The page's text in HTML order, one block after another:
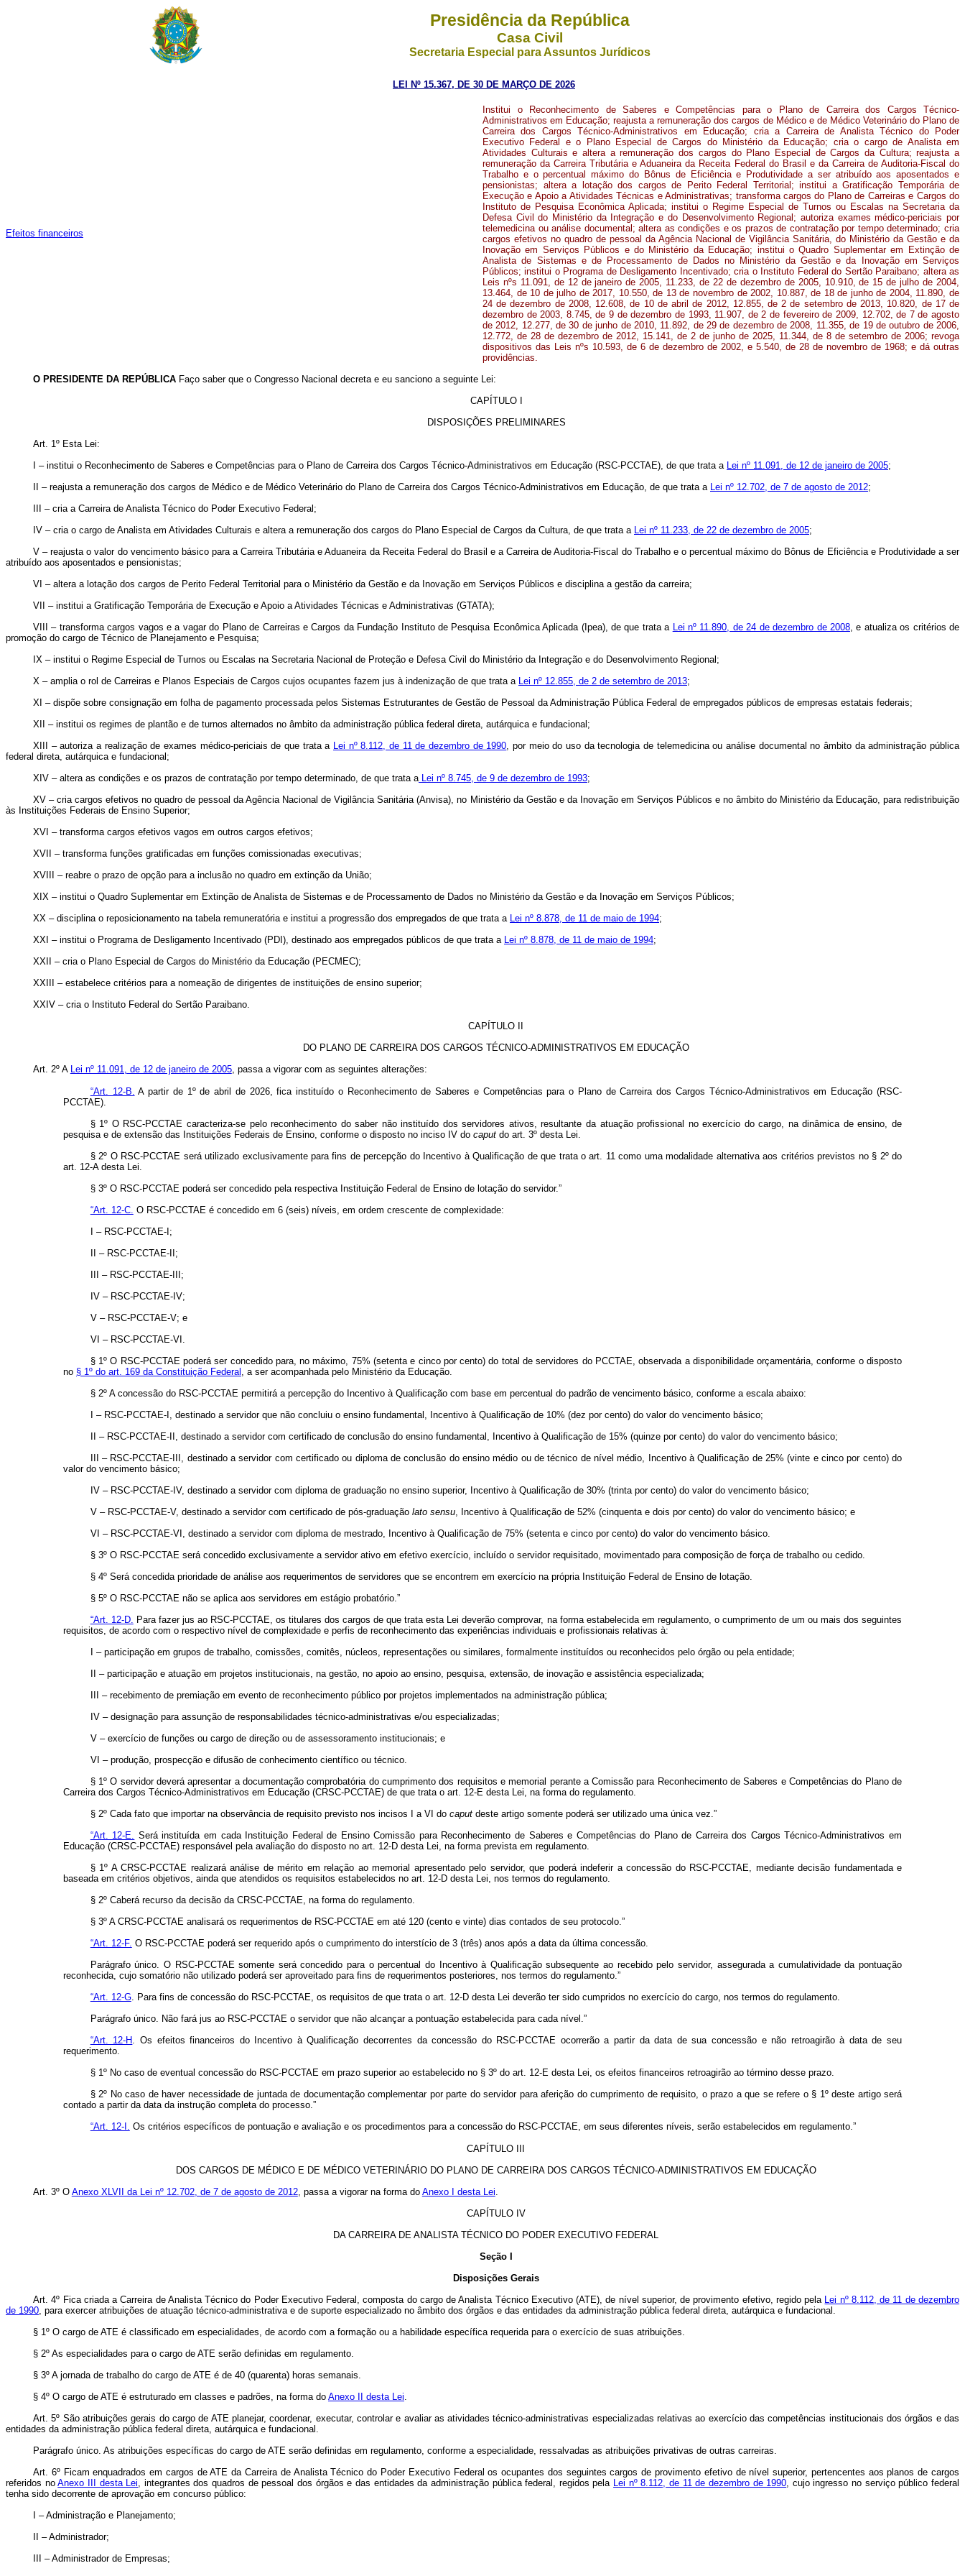
Presidência da República
Casa Civil
Secretaria Especial para Assuntos Jurídicos
LEI Nº 15.367, DE 30 DE MARÇO DE 2026
Efeitos financeiros
Institui o Reconhecimento de Saberes e Competências para o Plano de Carreira dos Cargos Técnico-
Administrativos em Educação; reajusta a remuneração dos cargos de Médico e de Médico Veterinário do Plano de
Carreira dos Cargos Técnico-Administrativos em Educação; cria a Carreira de Analista Técnico do Poder
Executivo Federal e o Plano Especial de Cargos do Ministério da Educação; cria o cargo de Analista em
Atividades Culturais e altera a remuneração dos cargos do Plano Especial de Cargos da Cultura; reajusta a
remuneração da Carreira Tributária e Aduaneira da Receita Federal do Brasil e da Carreira de Auditoria-Fiscal do
Trabalho e o percentual máximo do Bônus de Eficiência e Produtividade a ser atribuído aos aposentados e
pensionistas; altera a lotação dos cargos de Perito Federal Territorial; institui a Gratificação Temporária de
Execução e Apoio a Atividades Técnicas e Administrativas; transforma cargos do Plano de Carreiras e Cargos do
Instituto de Pesquisa Econômica Aplicada; institui o Regime Especial de Turnos ou Escalas na Secretaria da
Defesa Civil do Ministério da Integração e do Desenvolvimento Regional; autoriza exames médico-periciais por
telemedicina ou análise documental; altera as condições e os prazos de contratação por tempo determinado; cria
cargos efetivos no quadro de pessoal da Agência Nacional de Vigilância Sanitária, do Ministério da Gestão e da
Inovação em Serviços Públicos e do Ministério da Educação; institui o Quadro Suplementar em Extinção de
Analista de Sistemas e de Processamento de Dados no Ministério da Gestão e da Inovação em Serviços
Públicos; institui o Programa de Desligamento Incentivado; cria o Instituto Federal do Sertão Paraibano; altera as
Leis nºs 11.091, de 12 de janeiro de 2005, 11.233, de 22 de dezembro de 2005, 10.910, de 15 de julho de 2004,
13.464, de 10 de julho de 2017, 10.550, de 13 de novembro de 2002, 10.887, de 18 de junho de 2004, 11.890, de
24 de dezembro de 2008, 12.608, de 10 de abril de 2012, 12.855, de 2 de setembro de 2013, 10.820, de 17 de
dezembro de 2003, 8.745, de 9 de dezembro de 1993, 11.907, de 2 de fevereiro de 2009, 12.702, de 7 de agosto
de 2012, 12.277, de 30 de junho de 2010, 11.892, de 29 de dezembro de 2008, 11.355, de 19 de outubro de 2006,
12.772, de 28 de dezembro de 2012, 15.141, de 2 de junho de 2025, 11.344, de 8 de setembro de 2006; revoga
dispositivos das Leis nºs 10.593, de 6 de dezembro de 2002, e 5.540, de 28 de novembro de 1968; e dá outras
providências.
O PRESIDENTE DA REPÚBLICA Faço saber que o Congresso Nacional decreta e eu sanciono a seguinte Lei:
CAPÍTULO I
DISPOSIÇÕES PRELIMINARES
Art. 1º Esta Lei:
I – institui o Reconhecimento de Saberes e Competências para o Plano de Carreira dos Cargos Técnico-Administrativos em Educação (RSC-PCCTAE), de que trata a Lei nº 11.091, de 12 de janeiro de 2005;
II – reajusta a remuneração dos cargos de Médico e de Médico Veterinário do Plano de Carreira dos Cargos Técnico-Administrativos em Educação, de que trata a Lei nº 12.702, de 7 de agosto de 2012;
III – cria a Carreira de Analista Técnico do Poder Executivo Federal;
IV – cria o cargo de Analista em Atividades Culturais e altera a remuneração dos cargos do Plano Especial de Cargos da Cultura, de que trata a Lei nº 11.233, de 22 de dezembro de 2005;
V – reajusta o valor do vencimento básico para a Carreira Tributária e Aduaneira da Receita Federal do Brasil e a Carreira de Auditoria-Fiscal do Trabalho e o percentual máximo do Bônus de Eficiência e Produtividade a ser
atribuído aos aposentados e pensionistas;
VI – altera a lotação dos cargos de Perito Federal Territorial para o Ministério da Gestão e da Inovação em Serviços Públicos e disciplina a gestão da carreira;
VII – institui a Gratificação Temporária de Execução e Apoio a Atividades Técnicas e Administrativas (GTATA);
VIII – transforma cargos vagos e a vagar do Plano de Carreiras e Cargos da Fundação Instituto de Pesquisa Econômica Aplicada (Ipea), de que trata a Lei nº 11.890, de 24 de dezembro de 2008, e atualiza os critérios de
promoção do cargo de Técnico de Planejamento e Pesquisa;
IX – institui o Regime Especial de Turnos ou Escalas na Secretaria Nacional de Proteção e Defesa Civil do Ministério da Integração e do Desenvolvimento Regional;
X – amplia o rol de Carreiras e Planos Especiais de Cargos cujos ocupantes fazem jus à indenização de que trata a Lei nº 12.855, de 2 de setembro de 2013;
XI – dispõe sobre consignação em folha de pagamento processada pelos Sistemas Estruturantes de Gestão de Pessoal da Administração Pública Federal de empregados públicos de empresas estatais federais;
XII – institui os regimes de plantão e de turnos alternados no âmbito da administração pública federal direta, autárquica e fundacional;
XIII – autoriza a realização de exames médico-periciais de que trata a Lei nº 8.112, de 11 de dezembro de 1990, por meio do uso da tecnologia de telemedicina ou análise documental no âmbito da administração pública
federal direta, autárquica e fundacional;
XIV – altera as condições e os prazos de contratação por tempo determinado, de que trata aLei nº 8.745, de 9 de dezembro de 1993;
XV – cria cargos efetivos no quadro de pessoal da Agência Nacional de Vigilância Sanitária (Anvisa), no Ministério da Gestão e da Inovação em Serviços Públicos e no âmbito do Ministério da Educação, para redistribuição
às Instituições Federais de Ensino Superior;
XVI – transforma cargos efetivos vagos em outros cargos efetivos;
XVII – transforma funções gratificadas em funções comissionadas executivas;
XVIII – reabre o prazo de opção para a inclusão no quadro em extinção da União;
XIX – institui o Quadro Suplementar em Extinção de Analista de Sistemas e de Processamento de Dados no Ministério da Gestão e da Inovação em Serviços Públicos;
XX – disciplina o reposicionamento na tabela remuneratória e institui a progressão dos empregados de que trata a Lei nº 8.878, de 11 de maio de 1994;
XXI – institui o Programa de Desligamento Incentivado (PDI), destinado aos empregados públicos de que trata a Lei nº 8.878, de 11 de maio de 1994;
XXII – cria o Plano Especial de Cargos do Ministério da Educação (PECMEC);
XXIII – estabelece critérios para a nomeação de dirigentes de instituições de ensino superior;
XXIV – cria o Instituto Federal do Sertão Paraibano.
CAPÍTULO II
DO PLANO DE CARREIRA DOS CARGOS TÉCNICO-ADMINISTRATIVOS EM EDUCAÇÃO
Art. 2º A Lei nº 11.091, de 12 de janeiro de 2005, passa a vigorar com as seguintes alterações:
“Art. 12-B. A partir de 1º de abril de 2026, fica instituído o Reconhecimento de Saberes e Competências para o Plano de Carreira dos Cargos Técnico-Administrativos em Educação (RSC-
PCCTAE).
§ 1º O RSC-PCCTAE caracteriza-se pelo reconhecimento do saber não instituído dos servidores ativos, resultante da atuação profissional no exercício do cargo, na dinâmica de ensino, de
pesquisa e de extensão das Instituições Federais de Ensino, conforme o disposto no inciso IV do caput do art. 3º desta Lei.
§ 2º O RSC-PCCTAE será utilizado exclusivamente para fins de percepção do Incentivo à Qualificação de que trata o art. 11 como uma modalidade alternativa aos critérios previstos no § 2º do
art. 12-A desta Lei.
§ 3º O RSC-PCCTAE poderá ser concedido pela respectiva Instituição Federal de Ensino de lotação do servidor.”
“Art. 12-C. O RSC-PCCTAE é concedido em 6 (seis) níveis, em ordem crescente de complexidade:
I – RSC-PCCTAE-I;
II – RSC-PCCTAE-II;
III – RSC-PCCTAE-III;
IV – RSC-PCCTAE-IV;
V – RSC-PCCTAE-V; e
VI – RSC-PCCTAE-VI.
§ 1º O RSC-PCCTAE poderá ser concedido para, no máximo, 75% (setenta e cinco por cento) do total de servidores do PCCTAE, observada a disponibilidade orçamentária, conforme o disposto
no § 1º do art. 169 da Constituição Federal , a ser acompanhada pelo Ministério da Educação.
§ 2º A concessão do RSC-PCCTAE permitirá a percepção do Incentivo à Qualificação com base em percentual do padrão de vencimento básico, conforme a escala abaixo:
I – RSC-PCCTAE-I, destinado a servidor que não concluiu o ensino fundamental, Incentivo à Qualificação de 10% (dez por cento) do valor do vencimento básico;
II – RSC-PCCTAE-II, destinado a servidor com certificado de conclusão do ensino fundamental, Incentivo à Qualificação de 15% (quinze por cento) do valor do vencimento básico;
III – RSC-PCCTAE-III, destinado a servidor com certificado ou diploma de conclusão do ensino médio ou de técnico de nível médio, Incentivo à Qualificação de 25% (vinte e cinco por cento) do
valor do vencimento básico;
IV – RSC-PCCTAE-IV, destinado a servidor com diploma de graduação no ensino superior, Incentivo à Qualificação de 30% (trinta por cento) do valor do vencimento básico;
V – RSC-PCCTAE-V, destinado a servidor com certificado de pós-graduação lato sensu, Incentivo à Qualificação de 52% (cinquenta e dois por cento) do valor do vencimento básico; e
VI – RSC-PCCTAE-VI, destinado a servidor com diploma de mestrado, Incentivo à Qualificação de 75% (setenta e cinco por cento) do valor do vencimento básico.
§ 3º O RSC-PCCTAE será concedido exclusivamente a servidor ativo em efetivo exercício, incluído o servidor requisitado, movimentado para composição de força de trabalho ou cedido.
§ 4º Será concedida prioridade de análise aos requerimentos de servidores que se encontrem em exercício na própria Instituição Federal de Ensino de lotação.
§ 5º O RSC-PCCTAE não se aplica aos servidores em estágio probatório.”
“Art. 12-D. Para fazer jus ao RSC-PCCTAE, os titulares dos cargos de que trata esta Lei deverão comprovar, na forma estabelecida em regulamento, o cumprimento de um ou mais dos seguintes
requisitos, de acordo com o respectivo nível de complexidade e perfis de reconhecimento das experiências individuais e profissionais relativas à:
I – participação em grupos de trabalho, comissões, comitês, núcleos, representações ou similares, formalmente instituídos ou reconhecidos pelo órgão ou pela entidade;
II – participação e atuação em projetos institucionais, na gestão, no apoio ao ensino, pesquisa, extensão, de inovação e assistência especializada;
III – recebimento de premiação em evento de reconhecimento público por projetos implementados na administração pública;
IV – designação para assunção de responsabilidades técnico-administrativas e/ou especializadas;
V – exercício de funções ou cargo de direção ou de assessoramento institucionais; e
VI – produção, prospecção e difusão de conhecimento científico ou técnico.
§ 1º O servidor deverá apresentar a documentação comprobatória do cumprimento dos requisitos e memorial perante a Comissão para Reconhecimento de Saberes e Competências do Plano de
Carreira dos Cargos Técnico-Administrativos em Educação (CRSC-PCCTAE) de que trata o art. 12-E desta Lei, na forma do regulamento.
§ 2º Cada fato que importar na observância de requisito previsto nos incisos I a VI do caputdeste artigo somente poderá ser utilizado uma única vez.”
“Art. 12-E. Será instituída em cada Instituição Federal de Ensino Comissão para Reconhecimento de Saberes e Competências do Plano de Carreira dos Cargos Técnico-Administrativos em
Educação (CRSC-PCCTAE) responsável pela avaliação do disposto no art. 12-D desta Lei, na forma prevista em regulamento.
§ 1º A CRSC-PCCTAE realizará análise de mérito em relação ao memorial apresentado pelo servidor, que poderá indeferir a concessão do RSC-PCCTAE, mediante decisão fundamentada e
baseada em critérios objetivos, ainda que atendidos os requisitos estabelecidos no art. 12-D desta Lei, nos termos do regulamento.
§ 2º Caberá recurso da decisão da CRSC-PCCTAE, na forma do regulamento.
§ 3º A CRSC-PCCTAE analisará os requerimentos de RSC-PCCTAE em até 120 (cento e vinte) dias contados de seu protocolo.”
“Art. 12-F. O RSC-PCCTAE poderá ser requerido após o cumprimento do interstício de 3 (três) anos após a data da última concessão.
Parágrafo único. O RSC-PCCTAE somente será concedido para o percentual do Incentivo à Qualificação subsequente ao recebido pelo servidor, assegurada a cumulatividade da pontuação
reconhecida, cujo somatório não utilizado poderá ser aproveitado para fins de requerimentos posteriores, nos termos do regulamento.”
“Art. 12-G. Para fins de concessão do RSC-PCCTAE, os requisitos de que trata o art. 12-D desta Lei deverão ter sido cumpridos no exercício do cargo, nos termos do regulamento.
Parágrafo único. Não fará jus ao RSC-PCCTAE o servidor que não alcançar a pontuação estabelecida para cada nível.”
“Art. 12-H. Os efeitos financeiros do Incentivo à Qualificação decorrentes da concessão do RSC-PCCTAE ocorrerão a partir da data de sua concessão e não retroagirão à data de seu
requerimento.
§ 1º No caso de eventual concessão do RSC-PCCTAE em prazo superior ao estabelecido no § 3º do art. 12-E desta Lei, os efeitos financeiros retroagirão ao término desse prazo.
§ 2º No caso de haver necessidade de juntada de documentação complementar por parte do servidor para aferição do cumprimento de requisito, o prazo a que se refere o § 1º deste artigo será
contado a partir da data da instrução completa do processo.”
“Art. 12-I. Os critérios específicos de pontuação e avaliação e os procedimentos para a concessão do RSC-PCCTAE, em seus diferentes níveis, serão estabelecidos em regulamento.”
CAPÍTULO III
DOS CARGOS DE MÉDICO E DE MÉDICO VETERINÁRIO DO PLANO DE CARREIRA DOS CARGOS TÉCNICO-ADMINISTRATIVOS EM EDUCAÇÃO
Art. 3º O Anexo XLVII da Lei nº 12.702, de 7 de agosto de 2012, passa a vigorar na forma do Anexo I desta Lei.
CAPÍTULO IV
DA CARREIRA DE ANALISTA TÉCNICO DO PODER EXECUTIVO FEDERAL
Seção I
Disposições Gerais
Art. 4º Fica criada a Carreira de Analista Técnico do Poder Executivo Federal, composta do cargo de Analista Técnico Executivo (ATE), de nível superior, de provimento efetivo, regido pela Lei nº 8.112, de 11 de dezembro
de 1990, para exercer atribuições de atuação técnico-administrativa e de suporte especializado no âmbito dos órgãos e das entidades da administração pública federal direta, autárquica e fundacional.
§ 1º O cargo de ATE é classificado em especialidades, de acordo com a formação ou a habilidade específica requerida para o exercício de suas atribuições.
§ 2º As especialidades para o cargo de ATE serão definidas em regulamento.
§ 3º A jornada de trabalho do cargo de ATE é de 40 (quarenta) horas semanais.
§ 4º O cargo de ATE é estruturado em classes e padrões, na forma do Anexo II desta Lei.
Art. 5º São atribuições gerais do cargo de ATE planejar, coordenar, executar, controlar e avaliar as atividades técnico-administrativas especializadas relativas ao exercício das competências institucionais dos órgãos e das
entidades da administração pública federal direta, autárquica e fundacional.
Parágrafo único. As atribuições específicas do cargo de ATE serão definidas em regulamento, conforme a especialidade, ressalvadas as atribuições privativas de outras carreiras.
Art. 6º Ficam enquadrados em cargos de ATE da Carreira de Analista Técnico do Poder Executivo Federal os ocupantes dos seguintes cargos de provimento efetivo de nível superior, pertencentes aos planos de cargos
referidos noAnexo III desta Lei, integrantes dos quadros de pessoal dos órgãos e das entidades da administração pública federal, regidos pela Lei nº 8.112, de 11 de dezembro de 1990, cujo ingresso no serviço público federal
tenha sido decorrente de aprovação em concurso público:
I – Administração e Planejamento;
II – Administrador;
III – Administrador de Empresas;